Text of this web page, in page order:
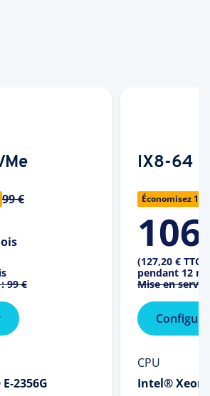
2356G
99 €
99 €
IX8-64
CPU
Intel®
Économisez
106
(127,20 € TTC)
pendant 12
Mise en